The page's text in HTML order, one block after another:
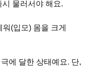
물러서야 해요.
워(입모) 몸을 크게
에 달한 상태예요. 단,